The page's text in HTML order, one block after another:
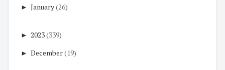
► January(26)
► 2023(339)
► December(19)